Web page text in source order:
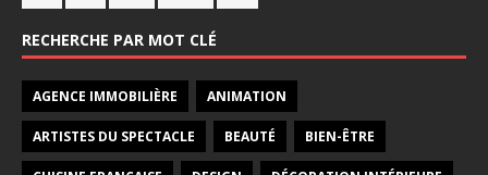
RECHERCHE PAR MOT CLÉ
AGENCE IMMOBILIÈRE ANIMATION
ARTISTES DU SPECTACLE BEAUTÉ BIEN-ÊTRE